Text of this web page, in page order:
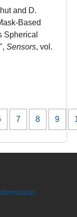
and D.
Based
Spherical
Sensors, vol.
7 8 9